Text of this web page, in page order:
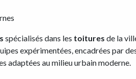
spécialisés dans les toitures de la
expérimentées, encadrées par
adaptées au milieu urbain moderne.